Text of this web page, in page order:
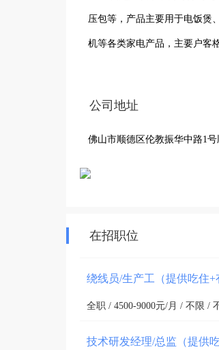
压包等，产品主要用于电饭煲
机等各类家电产品，主要户客
公司厂房面积10000平方米
公司始终坚持“质量在我手，
品质量、完善企业管理水平，
进，共创美好未来。
公司地址
佛山市顺德区伦教振华中路1号
在招职位
绕线员/生产工（提供吃住+
全职 / 4500-9000元/月 / 不限 /
技术研发经理/总监（提供